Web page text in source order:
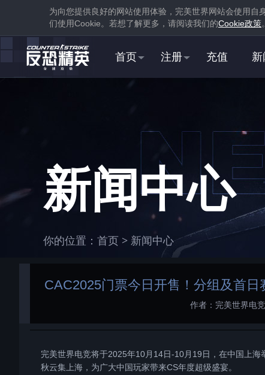
为向您提供良好的网站使用体验，完美世界网站会使用自
们使用Cookie。若想了解更多，请阅读我们的Cookie政策。
首页 注册 充值 新
1
在游戏库中找到并 下载
新闻中心
你的位置： 首页 > 新闻中心
CAC2025门票今日开售！分组及首
作者：完美世界电竞
完美世界电竞将于2025年10月14日-10月19日，在中国上
秋云集上海，为广大中国玩家带来CS年度超级盛宴。